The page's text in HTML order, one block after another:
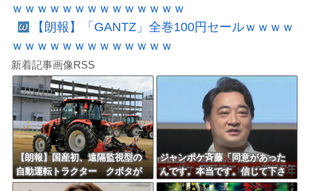
ｗｗｗｗｗｗｗｗｗｗｗｗｗｗ
【朗報】「GANTZ」全巻100円セールｗｗｗｗ
ｗｗｗｗｗｗｗｗｗｗｗｗｗ
新着記事画像RSS
【朗報】国産初、遠隔監視型の
自動運転トラクター クボタが
来春に発売！！！
ジャンポケ斉藤「同意があった
んです。本当です。信じて下さ
い」 ←何でこの主張が通らな